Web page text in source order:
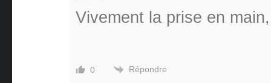
Vivement la prise en
0 Répondre